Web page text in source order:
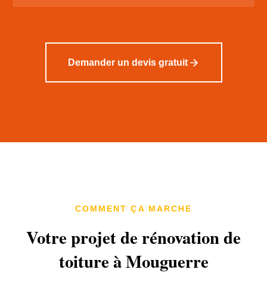
Demander un devis gratuit
COMMENT ÇA MARCHE
Votre projet de rénovation de
toiture à Mouguerre